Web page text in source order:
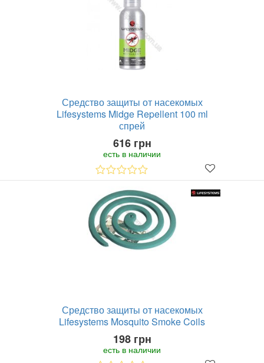
Средство защиты от насекомых
Lifesystems Midge Repellent 100 ml
спрей
616 грн
есть в наличии
Средство защиты от насекомых
Lifesystems Mosquito Smoke Coils
198 грн
есть в наличии